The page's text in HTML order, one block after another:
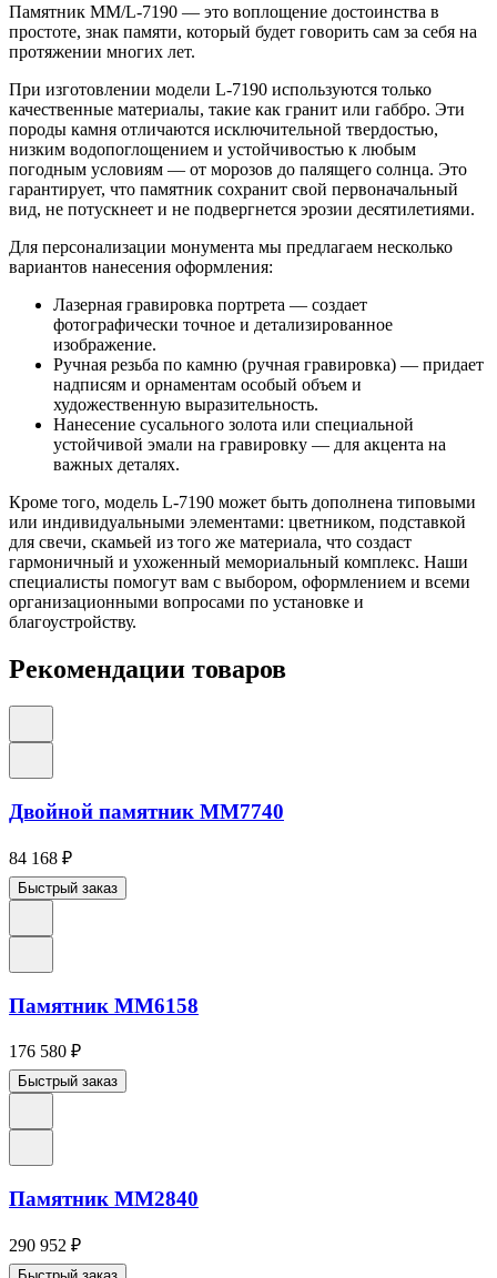
Памятник ММ/L-7190 — это воплощение достоинства в
простоте, знак памяти, который будет говорить сам за себя на
протяжении многих лет.
При изготовлении модели L-7190 используются только
качественные материалы, такие как гранит или габбро. Эти
породы камня отличаются исключительной твердостью,
низким водопоглощением и устойчивостью к любым
погодным условиям — от морозов до палящего солнца. Это
гарантирует, что памятник сохранит свой первоначальный
вид, не потускнеет и не подвергнется эрозии десятилетиями.
Для персонализации монумента мы предлагаем несколько
вариантов нанесения оформления:
Лазерная гравировка портрета — создает
фотографически точное и детализированное
изображение.
Ручная резьба по камню (ручная гравировка) — придает
надписям и орнаментам особый объем и
художественную выразительность.
Нанесение сусального золота или специальной
устойчивой эмали на гравировку — для акцента на
важных деталях.
Кроме того, модель L-7190 может быть дополнена типовыми
или индивидуальными элементами: цветником, подставкой
для свечи, скамьей из того же материала, что создаст
гармоничный и ухоженный мемориальный комплекс. Наши
специалисты помогут вам с выбором, оформлением и всеми
организационными вопросами по установке и
благоустройству.
Рекомендации товаров
Двойной памятник ММ7740
84 168 ₽
Быстрый заказ
Памятник ММ6158
176 580 ₽
Быстрый заказ
Памятник ММ2840
290 952 ₽